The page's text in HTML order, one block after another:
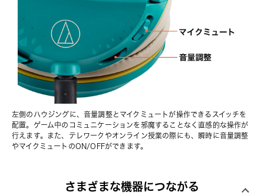
左側のハウジングに、音量調整とマイクミュートが操作できるスイッチを
配置。ゲーム中のコミュニケーションを邪魔することなく直感的な操作が
行えます。また、テレワークやオンライン授業の際にも、瞬時に音量調整
やマイクミュートのON/OFFができます。
さまざまな機器につながる